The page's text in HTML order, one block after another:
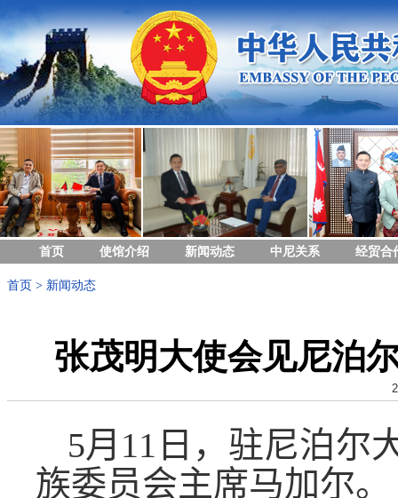
首页 使馆介绍 新闻动态 中尼关系 经贸合
首页 > 新闻动态
张茂明大使会见尼泊
5月 11 日，驻尼泊尔
族委员会主席马加尔。